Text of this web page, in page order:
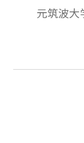
も大事です
元筑波